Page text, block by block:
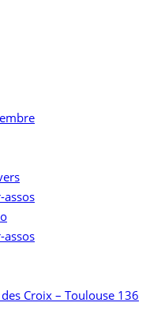
assos
assos
Croix – Toulouse 136